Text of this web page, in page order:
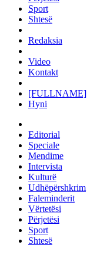
Sport
Shtesë
Redaksia
Video
Kontakt
[FULLNAME]
Hyni
Editorial
Speciale
Mendime
Intervista
Kulturë
Udhëpërshkrim
Faleminderit
Vërtetësi
Përjetësi
Sport
Shtesë